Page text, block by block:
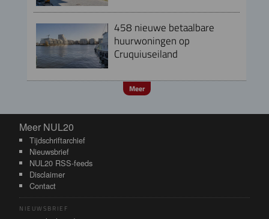
458 nieuwe betaalbare
huurwoningen op
Cruquiuseiland
Meer
Meer NUL20
Meer NUL20
Tijdschriftarchief
Nieuwsbrief
NUL20 RSS-feeds
Disclaimer
Contact
NIEUWSBRIEF